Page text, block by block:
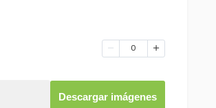
0
Descargar imágenes